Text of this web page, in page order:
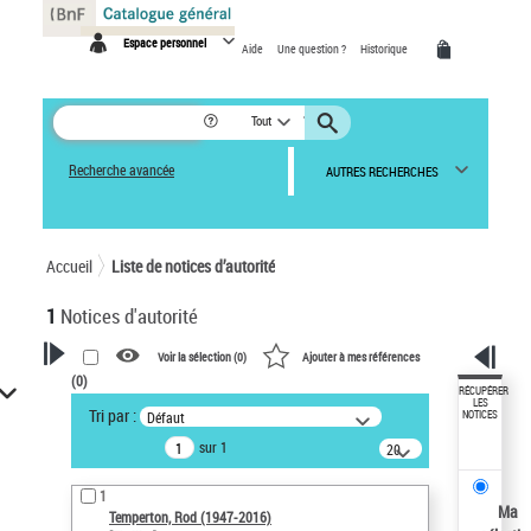
Espace personnel Aide Une question ? Historique
Tout
Recherche avancée AUTRES RECHERCHES
Accueil Liste de notices d’autorité
1 Notices d'autorité
VOTRE RECHERCHE
Recherche avancée dans les
notices d’autorité
Œuvres liées à l'auteur :
Temperton, Rod (1947-2016)
Voir la sélection (0) Ajouter à mes références
(0)
Tri par : Défaut
sur 1
20
résultats/page
1
Temperton, Rod (1947-2016)
RÉCUPÉRER
LES
NOTICES
Ma
Panneau de gestion des cookies